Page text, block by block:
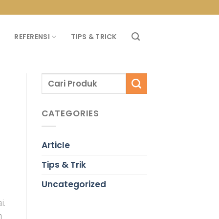
REFERENSI TIPS & TRICK
CATEGORIES
Article
Tips & Trik
Uncategorized